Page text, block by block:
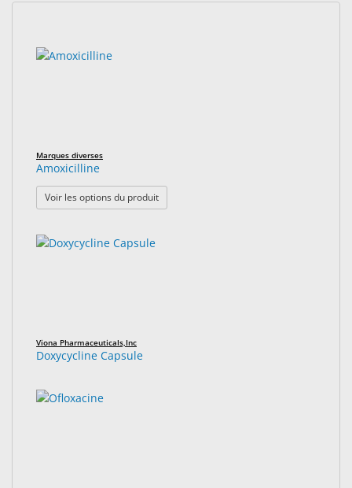
Produits
Ophtalmiques
Examen
Visuel
Chirurgical
résultats
Marques diverses
Amoxicilline
Voir les options du produit: Amoxicilline
Viona Pharmaceuticals,Inc
Doxycycline Capsule